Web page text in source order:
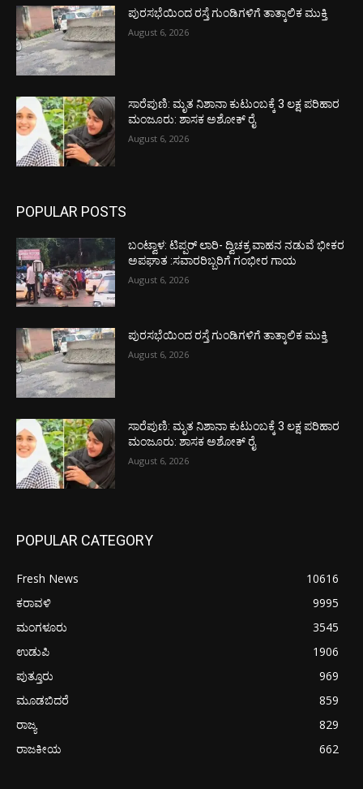
ಪುರಸಭೆಯಿಂದ ರಸ್ತೆ ಗುಂಡಿಗಳಿಗೆ ತಾತ್ಕಾಲಿಕ ಮುಕ್ತಿ
August 6, 2026
ಸಾರೆಪುಣಿ: ಮೃತ ನಿಶಾನಾ ಕುಟುಂಬಕ್ಕೆ 3 ಲಕ್ಷ ಪರಿಹಾರ
ಮಂಜೂರು: ಶಾಸಕ ಅಶೋಕ್ ರೈ
August 6, 2026
POPULAR POSTS
ಬಂಟ್ವಾಳ: ಟಿಪ್ಪರ್ ಲಾರಿ- ದ್ವಿಚಕ್ರ ವಾಹನ ನಡುವೆ ಭೀಕರ
ಅಪಘಾತ :ಸವಾರರಿಬ್ಬರಿಗೆ ಗಂಭೀರ ಗಾಯ
August 6, 2026
ಪುರಸಭೆಯಿಂದ ರಸ್ತೆ ಗುಂಡಿಗಳಿಗೆ ತಾತ್ಕಾಲಿಕ ಮುಕ್ತಿ
August 6, 2026
ಸಾರೆಪುಣಿ: ಮೃತ ನಿಶಾನಾ ಕುಟುಂಬಕ್ಕೆ 3 ಲಕ್ಷ ಪರಿಹಾರ
ಮಂಜೂರು: ಶಾಸಕ ಅಶೋಕ್ ರೈ
August 6, 2026
POPULAR CATEGORY
Fresh News
10616
ಕರಾವಳಿ
9995
ಮಂಗಳೂರು
3545
ಉಡುಪಿ
1906
ಪುತ್ತೂರು
969
ಮೂಡಬಿದರೆ
859
ರಾಜ್ಯ
829
ರಾಜಕೀಯ
662